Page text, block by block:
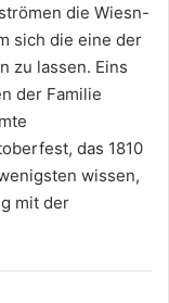
die Wiesn-
sich die eine der
zu lassen. Eins
der Familie
das 1810
wissen,
mit der